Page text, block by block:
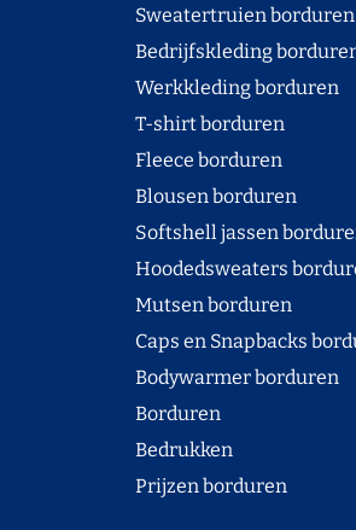
Sweatertruien borduren
Bedrijfskleding
Werkkleding borduren
T-shirt borduren
Fleece borduren
Blousen borduren
Softshell jassen
Hoodedsweaters
Mutsen borduren
Caps en Snapbacks
Bodywarmer borduren
Borduren
Bedrukken
Prijzen borduren